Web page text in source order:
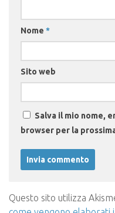
Nome *
Sito web
Salva il mio nome,
browser per la
Questo sito utilizza